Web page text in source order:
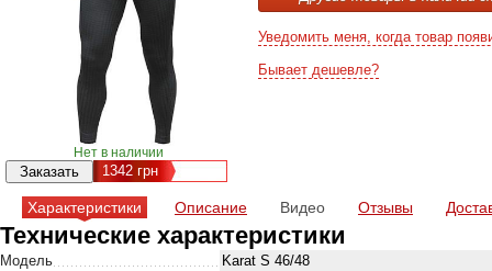
Нет в наличии
1342 грн
Уведомить меня, когда товар
Бывает дешевле?
Характеристики Описание Видео Отзывы
Технические характеристики
Модель
Karat S 46/48